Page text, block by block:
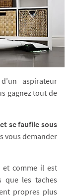
d’un aspirateur
gagnez tout de
se faufile sous
vous demander
et comme il est
que les taches
propres plus